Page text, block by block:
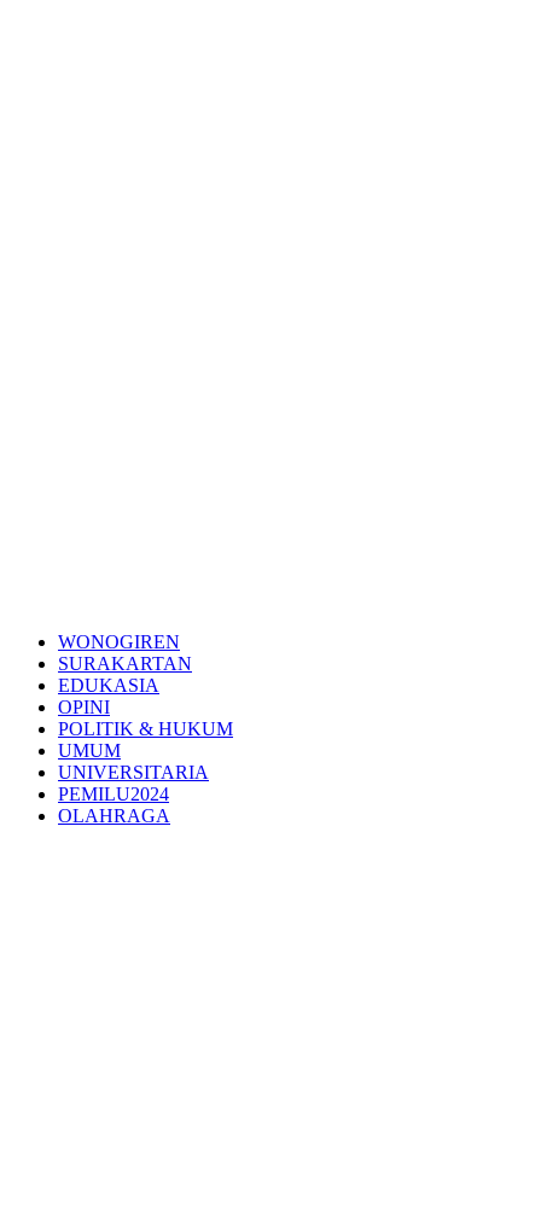
WONOGIREN
SURAKARTAN
EDUKASIA
OPINI
POLITIK & HUKUM
UMUM
UNIVERSITARIA
PEMILU2024
OLAHRAGA